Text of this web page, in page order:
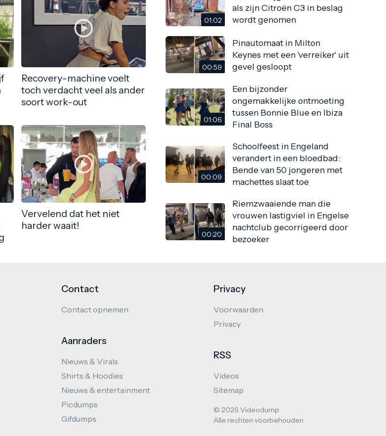
Recovery-machine voelt
toch verdacht veel als ander
soort work-out
Vervelend dat het niet
harder waait!
01:02
als zijn Citroën C3 in beslag
wordt genomen
00:59
Pinautomaat in Milton
Keynes met een 'verreiker' uit
gevel gesloopt
01:06
Een bijzonder
ongemakkelijke ontmoeting
tussen Bonnie Blue en Ibiza
Final Boss
00:09
Schoolfeest in Engeland
verandert in een bloedbad:
Bende van 50 jongeren met
machettes slaat toe
00:20
Riemzwaaiende man die
vrouwen lastigviel in Engelse
nachtclub gecorrigeerd door
bezoeker
Contact
Contact opnemen
Aanraders
Nieuws & Virals
Shirts & Hoodies
Nieuws & entertainment
Picdumps
Gifdumps
Privacy
Voorwaarden
Privacy
RSS
Videos
Sitemap
© 2026 Videodump
Alle rechten voorbehouden